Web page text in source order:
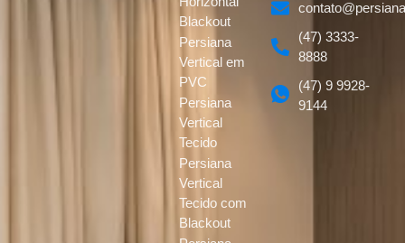
Blackout
Persiana
Vertical em
PVC
Persiana
Vertical
Tecido
Persiana
Vertical
Tecido com
Blackout
(47) 3333-
8888
(47) 9 9928-
9144